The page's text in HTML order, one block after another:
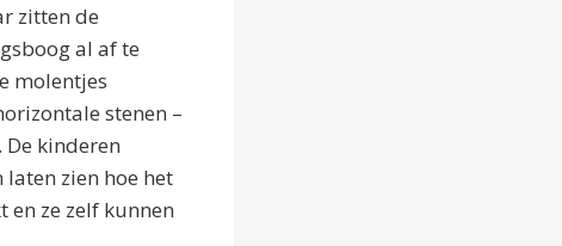
zitten de
al af te
molentjes
stenen –
kinderen
zien hoe het
ze zelf kunnen